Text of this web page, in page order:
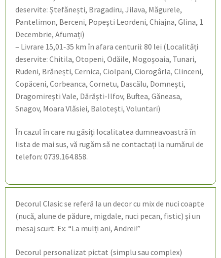
deservite: Ștefănești, Bragadiru, Jilava, Măgurele,
Pantelimon, Berceni, Popești Leordeni, Chiajna, Glina, 1
Decembrie, Afumați)
– Livrare 15,01-35 km în afara centurii: 80 lei (Localități
deservite: Chitila, Otopeni, Odăile, Mogoșoaia, Tunari,
Rudeni, Brănești, Cernica, Ciolpani, Ciorogârla, Clinceni,
Copăceni, Corbeanca, Cornetu, Dascălu, Domnești,
Dragomirești Vale, Dărăști-Ilfov, Buftea, Găneasa,
Snagov, Moara Vlăsiei, Balotești, Voluntari)
În cazul în care nu găsiți localitatea dumneavoastră în
lista de mai sus, vă rugăm să ne contactați la numărul de
telefon: 0739.164.858.
Decorul Clasic se referă la un decor cu mix de nuci coapte
(nucă, alune de pădure, migdale, nuci pecan, fistic) și un
mesaj scurt. Ex: “La mulți ani, Andrei!”
Decorul personalizat pictat (simplu sau complex)